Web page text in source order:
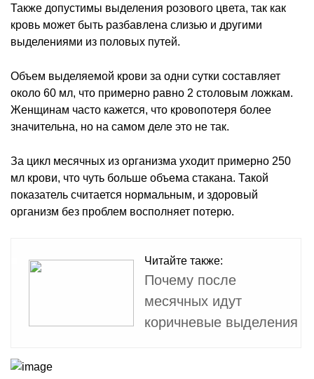
Также допустимы выделения розового цвета, так как
кровь может быть разбавлена слизью и другими
выделениями из половых путей.
Объем выделяемой крови за одни сутки составляет
около 60 мл, что примерно равно 2 столовым ложкам.
Женщинам часто кажется, что кровопотеря более
значительна, но на самом деле это не так.
За цикл месячных из организма уходит примерно 250
мл крови, что чуть больше объема стакана. Такой
показатель считается нормальным, и здоровый
организм без проблем восполняет потерю.
Читайте также:
Почему после
месячных идут
коричневые выделения